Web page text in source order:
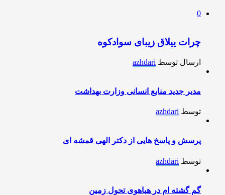
0
چرات ییلاق زیبای سوادکوه
ارسال توسط azhdari
مدیر جدید منابع انسانی وزارت بهداشت
توسط azhdari
پرسش و پاسخ هایی از دکتر الهی قمشه ای
توسط azhdari
گم گشته ام در هیاهوی تحول زمین